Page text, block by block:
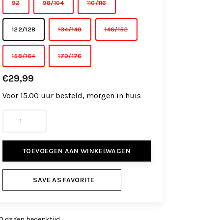
92 98/104 110/116
122/128 134/140 146/152
158/164 170/176
€29,99
Voor 15.00 uur besteld, morgen in huis
TOEVOEGEN AAN WINKELWAGEN
SAVE AS FAVORITE